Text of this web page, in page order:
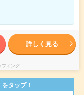
詳しく見る
フィング
タップ！